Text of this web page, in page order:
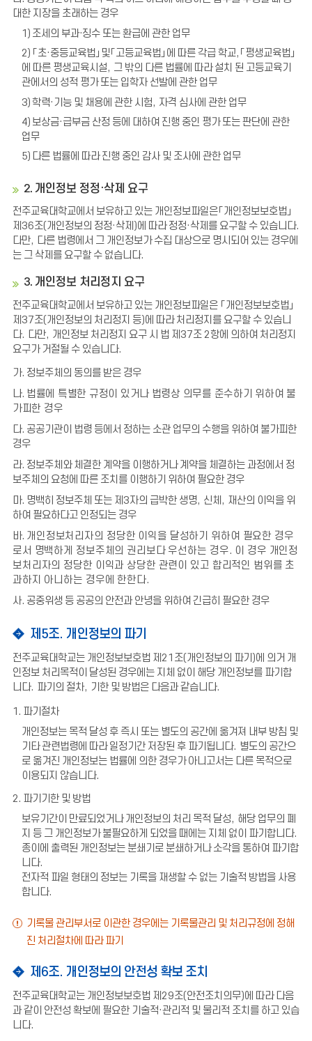
대한 지장을 초래하는 경우
1) 조세의 부과·징수 또는 환급에 관한 업무
2) 「 초·중등교육법 」 및「 고등교육법 」 에 따른 각급 학교, 「 평생교육법 」
에 따른 평생교육시설, 그 밖의 다른 법률에 따라 설치 된 고등교육기
관에서의 성적 평가 또는 입학자 선발에 관한 업무
3) 학력·기능 및 채용에 관한 시험, 자격 심사에 관한 업무
4) 보상금·급부금 산정 등에 대하여 진행 중인 평가 또는 판단에 관한
업무
5) 다른 법률에 따라 진행 중인 감사 및 조사에 관한 업무
2. 개인정보 정정·삭제 요구
전주교육대학교에서 보유하고 있는 개인정보파일은「 개인정보보호법」
제36조(개인정보의 정정·삭제)에 따라 정정·삭제를 요구할 수 있습니다.
다만, 다른 법령에서 그 개인정보가 수집 대상으로 명시되어 있는 경우에
는 그 삭제를 요구할 수 없습니다.
3. 개인정보 처리정지 요구
전주교육대학교에서 보유하고 있는 개인정보파일은 「 개인정보보호법 」
제 37조(개인정보의 처리정지 등)에 따라 처리정지를 요구할 수 있습니
다. 다만, 개인정보 처리정지 요구 시 법 제 37조2항에 의하여 처리정지
요구가 거절될 수 있습니다.
가. 정보주체의 동의를 받은 경우
나. 법률에 특별한 규정이 있거나 법령상 의무를 준수하기 위하여 불
가피한 경우
다. 공공기관이 법령 등에서 정하는 소관 업무의 수행을 위하여 불가피한
경우
라. 정보주체와 체결한 계약을 이행하거나 계약을 체결하는 과정에서 정
보주체의 요청에 따른 조치를 이행하기 위하여 필요한 경우
마. 명백히 정보주체 또는 제3자의 급박한 생명, 신체, 재산의 이익을 위
하여 필요하다고 인정되는 경우
바. 개인정보처리자의 정당한 이익을 달성하기 위하여 필요한 경우
로서 명백하게 정보주체의 권리보다 우선하는 경우. 이 경우 개인정
보처리자의 정당한 이익과 상당한 관련이 있고 합리적인 범위를 초
과하지 아니하는 경우에 한한다.
사. 공중위생 등 공공의 안전과 안녕을 위하여 긴급히 필요한 경우
제5조. 개인정보의 파기
전주교육대학교는 개인정보보호법 제 21 조(개인정보의 파기 )에 의거 개
인정보 처리목적이 달성된 경우에는 지체 없이 해당 개인정보를 파기합
니다. 파기의 절차, 기한 및 방법은 다음과 같습니다.
1. 파기절차
개인정보는 목적 달성 후 즉시 또는 별도의 공간에 옮겨져 내부 방침 및
기타 관련법령에 따라 일정기간 저장된 후 파기됩니다. 별도의 공간으
로 옮겨진 개인정보는 법률에 의한 경우가 아니고서는 다른 목적으로
이용되지 않습니다.
2. 파기기한 및 방법
보유기간이 만료되었거나 개인정보의 처리 목적 달성, 해당 업무의 폐
지 등 그 개인정보가 불필요하게 되었을 때에는 지체 없이 파기합니다.
종이에 출력된 개인정보는 분쇄기로 분쇄하거나 소각을 통하여 파기합
니다.
전자적 파일 형태의 정보는 기록을 재생할 수 없는 기술적 방법을 사용
합니다.
기록물 관리부서로 이관한 경우에는 기록물관리 및 처리규정에 정해
진 처리절차에 따라 파기
제6조. 개인정보의 안전성 확보 조치
전주교육대학교는 개인정보보호법 제 29조(안전조치의무)에 따라 다음
과 같이 안전성 확보에 필요한 기술적·관리적 및 물리적 조치를 하고 있습
니다.